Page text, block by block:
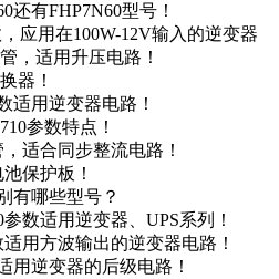
还有FHP7N60型号！
应用在100W-12V输入的逆变器
，适用升压电路！
器！
适用逆变器电路！
参数特点！
适合同步整流电路！
保护板！
有哪些型号？
数适用逆变器、UPS系列！
用方波输出的逆变器电路！
用逆变器的后级电路！